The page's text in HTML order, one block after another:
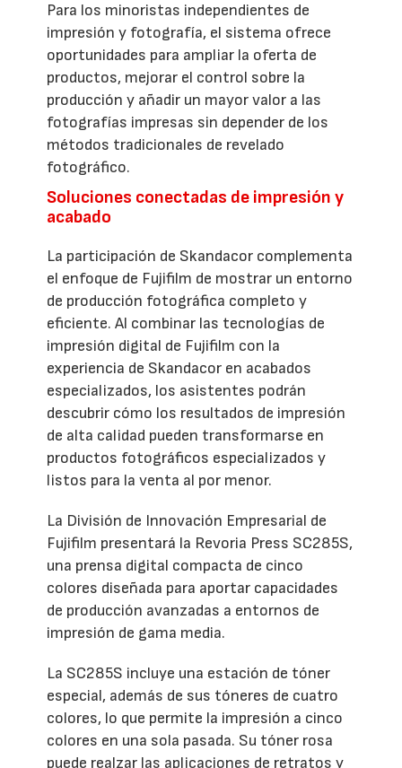
Para los minoristas independientes de
impresión y fotografía, el sistema ofrece
oportunidades para ampliar la oferta de
productos, mejorar el control sobre la
producción y añadir un mayor valor a las
fotografías impresas sin depender de los
métodos tradicionales de revelado
fotográfico.
Soluciones conectadas de impresión y
acabado
La participación de Skandacor complementa
el enfoque de Fujifilm de mostrar un entorno
de producción fotográfica completo y
eficiente. Al combinar las tecnologías de
impresión digital de Fujifilm con la
experiencia de Skandacor en acabados
especializados, los asistentes podrán
descubrir cómo los resultados de impresión
de alta calidad pueden transformarse en
productos fotográficos especializados y
listos para la venta al por menor.
La División de Innovación Empresarial de
Fujifilm presentará la Revoria Press SC285S,
una prensa digital compacta de cinco
colores diseñada para aportar capacidades
de producción avanzadas a entornos de
impresión de gama media.
La SC285S incluye una estación de tóner
especial, además de sus tóneres de cuatro
colores, lo que permite la impresión a cinco
colores en una sola pasada. Su tóner rosa
puede realzar las aplicaciones de retratos y